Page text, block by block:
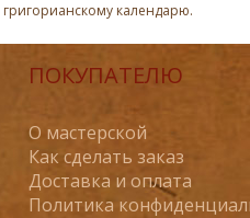
григорианскому календарю.
ПОКУПАТЕЛЮ
О мастерской
Как сделать заказ
Доставка и оплата
Политика